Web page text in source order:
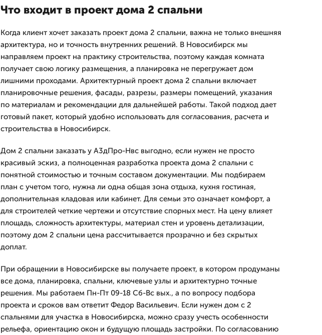
Что входит в проект дома 2 спальни
Когда клиент хочет заказать проект дома 2 спальни, важна не только внешняя
архитектура, но и точность внутренних решений. В Новосибирск мы
направляем проект на практику строительства, поэтому каждая комната
получает свою логику размещения, а планировка не перегружает дом
лишними проходами. Архитектурный проект дома 2 спальни включает
планировочные решения, фасады, разрезы, размеры помещений, указания
по материалам и рекомендации для дальнейшей работы. Такой подход дает
готовый пакет, который удобно использовать для согласования, расчета и
строительства в Новосибирск.
Дом 2 спальни заказать у А3дПро-Нвс выгодно, если нужен не просто
красивый эскиз, а полноценная разработка проекта дома 2 спальни с
понятной стоимостью и точным составом документации. Мы подбираем
план с учетом того, нужна ли одна общая зона отдыха, кухня гостиная,
дополнительная кладовая или кабинет. Для семьи это означает комфорт, а
для строителей четкие чертежи и отсутствие спорных мест. На цену влияет
площадь, сложность архитектуры, материал стен и уровень детализации,
поэтому дом 2 спальни цена рассчитывается прозрачно и без скрытых
доплат.
При обращении в Новосибирске вы получаете проект, в котором продуманы
все дома, планировка, спальни, ключевые узлы и архитектурно точные
решения. Мы работаем Пн-Пт 09-18 Сб-Вс вых., а по вопросу подбора
проекта и сроков вам ответит Федор Васильевич. Если нужен дом с 2
спальнями для участка в Новосибирска, можно сразу учесть особенности
рельефа, ориентацию окон и будущую площадь застройки. По согласованию